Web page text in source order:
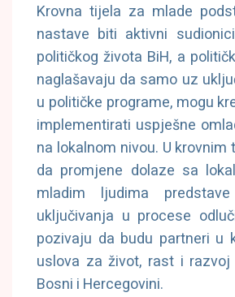
Krovna tijela za mlade
nastave biti aktivni
političkog života BiH, a
naglašavaju da samo uz
u političke programe, mogu
implementirati uspješne
na lokalnom nivou. U
da promjene dolaze sa
mladim ljudima
uključivanja u procese
pozivaju da budu partneri u
uslova za život, rast i
Bosni i Hercegovini.